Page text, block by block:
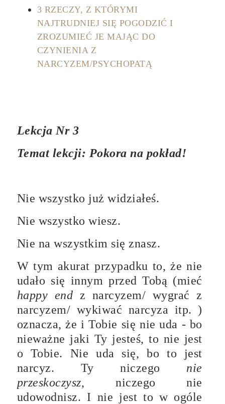
3 RZECZY, Z KTÓRYMI
NAJTRUDNIEJ SIĘ POGODZIĆ I
ZROZUMIEĆ JE MAJĄC DO
CZYNIENIA Z
NARCYZEM/PSYCHOPATĄ
Lekcja Nr 3
Temat lekcji: Pokora na pokład!
Nie wszystko już widziałeś.
Nie wszystko wiesz.
Nie na wszystkim się znasz.
W tym akurat przypadku to, że nie
udało się innym przed Tobą (mieć
happy end z narcyzem/ wygrać z
narcyzem/ wykiwać narcyza itp. )
oznacza, że i Tobie się nie uda - bo
nieważne jaki Ty jesteś, to nie jest
o Tobie. Nie uda się, bo to jest
narcyz. Ty niczego nie
przeskoczysz, niczego nie
udowodnisz. I nie jest to w ogóle